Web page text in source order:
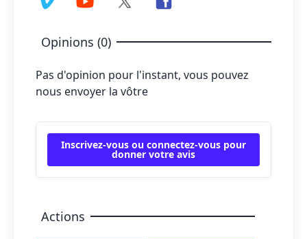
Opinions (0)
Pas d'opinion pour l'instant, vous pouvez
nous envoyer la vôtre
Inscrivez-vous ou connectez-vous pour
donner votre avis
Actions